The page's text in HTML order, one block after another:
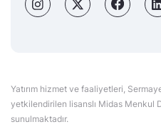
Yatırım hizmet ve faaliyetleri,
yetkilendirilen lisanslı Midas Menkul
sunulmaktadır.